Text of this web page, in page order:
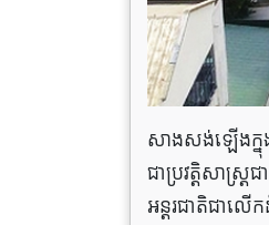
សាងសង់ឡើងក្នុ
ជាប្រវត្តិសាស្ត្
អន្តរជាតិជាល